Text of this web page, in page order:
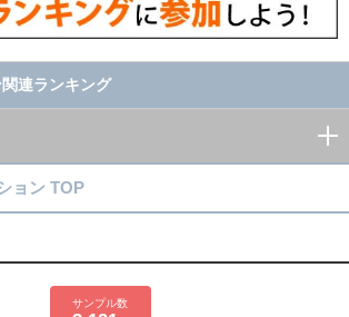
連ランキング
ョン TOP
サンプル数